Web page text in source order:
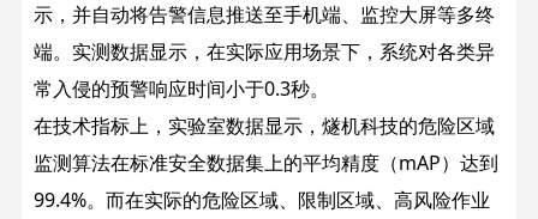
示，并自动将告警信息推送至手机端、监控大屏等多终
端。实测数据显示，在实际应用场景下，系统对各类异
常入侵的预警响应时间小于0.3秒。
在技术指标上，实验室数据显示，燧机科技的危险区域
监测算法在标准安全数据集上的平均精度（mAP）达到
99.4%。而在实际的危险区域、限制区域、高风险作业